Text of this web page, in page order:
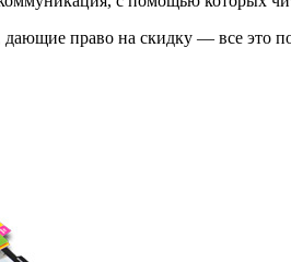
право на скидку — все это